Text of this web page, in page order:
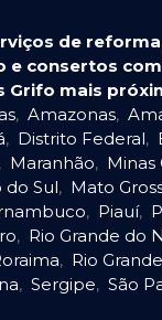
de
e consertos
Grifo mais
, Amazonas,
, Distrito Federal,
, Maranhão, Minas
do Sul, Mato
, Piauí,
, Rio Grande do
, Rio
, Sergipe, São